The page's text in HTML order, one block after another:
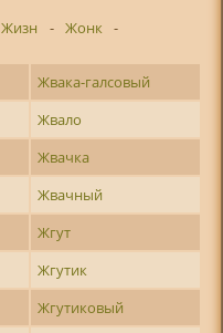
Жизн - Жонк -
Жвака-галсовый
Жвало
Жвачка
Жвачный
Жгут
Жгутик
Жгутиковый